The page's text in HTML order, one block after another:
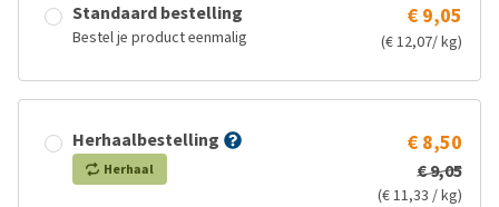
Standaard bestelling
Bestel je product eenmalig
€ 9,05
(€ 12,07/ kg)
Herhaalbestelling
Herhaal
€ 8,50
€ 9,05
(€ 11,33 / kg)